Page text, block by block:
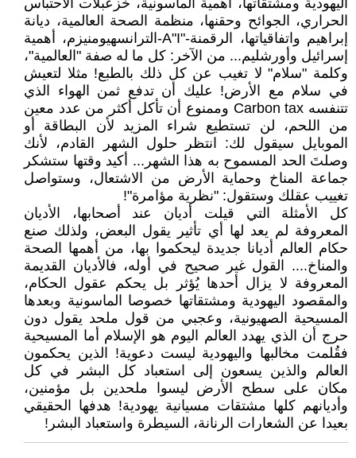
اليهودية ومشتقاتها، أهمية الماسونية، خزعبلات الاحتباس
الحراري، الجوائح وحقنها، منظمة الصحة العالمية، ديانة
إبراهيم واتفاقياتها، الرقمنة-"A"I-الترانسهيومنيزم، أهمية
إسرائيل وأورشليم... من الآخر: كل ما له صفة "العالمية"،
وكلمة "سلام" لا تغيب عن كل ذلك بالطبع! مثلا لتعيش
في سلام مع الأرض! عليك أن تدفع ثمن الهواء الذي
تتنفسه Carbon tax وممنوع أن تأكل أكثر من عدد معين
من اللحم، لن تستطيع شراء المزيد لأن البطاقة أو
الموبايل سيقول لك: انتظر حلول الشهر القادم، لأنك
وصلتَ الحد المسموح به هذا الشهر... أكيد وقتها ستشكر
جماعة المناخ وحماية الأرض من الاشتعال، وستواصل
تغييب عقلك وستقول: "نظرية مؤامرة"!
كل الأمثلة التي قيلت أديان عند أصحابها، الأديان
المعروفة لم يعد لها أي تأثير يقول البعض، ولذلك صنع
حكام العالم أديانا جديدة ليحكموا بها، من أهمها الصحة
والمناخ.... القول غير صحيح في أوله، فالأديان القديمة
المعروفة لا يزال أحدها يُؤثر بل يحكم عقول الحكام،
والمقصود اليهودية ومشتقاتها خصوصا الماسونية وبعدها
المسيحية الصهيونية، وعجبي من قول ملحد يقول دون
حرج أن الذي يهدد العالم اليوم هو الإسلام أما المسيحية
فقُلمت مخالبها واليهودية ليست دعوية! الذين يحكمون
العالم والذين يسعون إلى استعباد كل البشر في كل
مكان على سطح الأرض ليسوا ملحدين بل مؤمنين،
وأديانهم كلها مشتقات مسيانية يهودية! هدفها الحقيقي
بعيدا عن الشعارات الرنانة، السيطرة واستعباد البشر!